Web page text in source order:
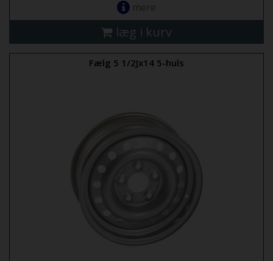
mere
læg i kurv
Fælg 5 1/2Jx14 5-huls